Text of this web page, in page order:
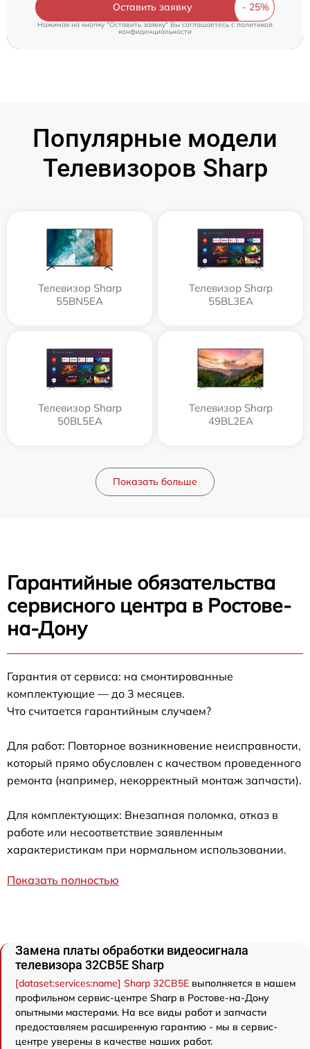
Оставить заявку
Нажимая на кнопку "Оставить заявку" Вы соглашаетесь c политикой
конфиденциальности
Популярные модели
Телевизоров Sharp
Телевизор Sharp
55BN5EA
Телевизор Sharp
55BL3EA
Телевизор Sharp
50BL5EA
Телевизор Sharp
49BL2EA
Показать больше
Гарантийные обязательства
сервисного центра в Ростове-
на-Дону
Гарантия от сервиса: на смонтированные
комплектующие — до 3 месяцев.
Что считается гарантийным случаем?
Для работ: Повторное возникновение неисправности,
который прямо обусловлен с качеством проведенного
ремонта (например, некорректный монтаж запчасти).
Для комплектующих: Внезапная поломка, отказ в
работе или несоответствие заявленным
характеристикам при нормальном использовании.
Показать полностью
Замена платы обработки видеосигнала
телевизора 32CB5E Sharp
[dataset:services:name] Sharp 32CB5E выполняется в нашем
профильном сервис-центре Sharp в Ростове-на-Дону
опытными мастерами. На все виды работ и запчасти
предоставляем расширенную гарантию - мы в сервис-
центре уверены в качестве наших работ.